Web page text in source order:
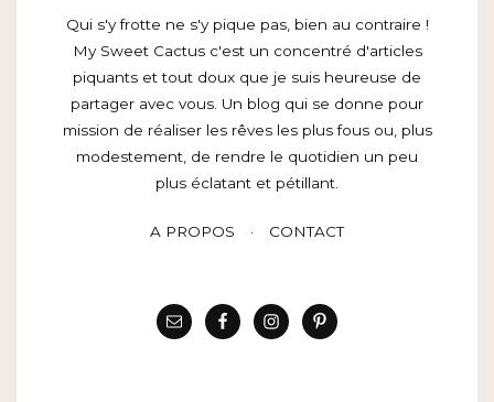
Qui s'y frotte ne s'y pique pas, bien au contraire !
My Sweet Cactus c'est un concentré d'articles
piquants et tout doux que je suis heureuse de
partager avec vous. Un blog qui se donne pour
mission de réaliser les rêves les plus fous ou, plus
modestement, de rendre le quotidien un peu
plus éclatant et pétillant.
A PROPOS CONTACT